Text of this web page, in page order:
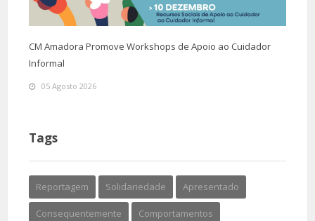
CM Amadora Promove Workshops de Apoio ao Cuidador
Informal
05 Agosto 2026
Tags
Reportagem Solidariedade Apresentado
Consequentemente Comportamentos